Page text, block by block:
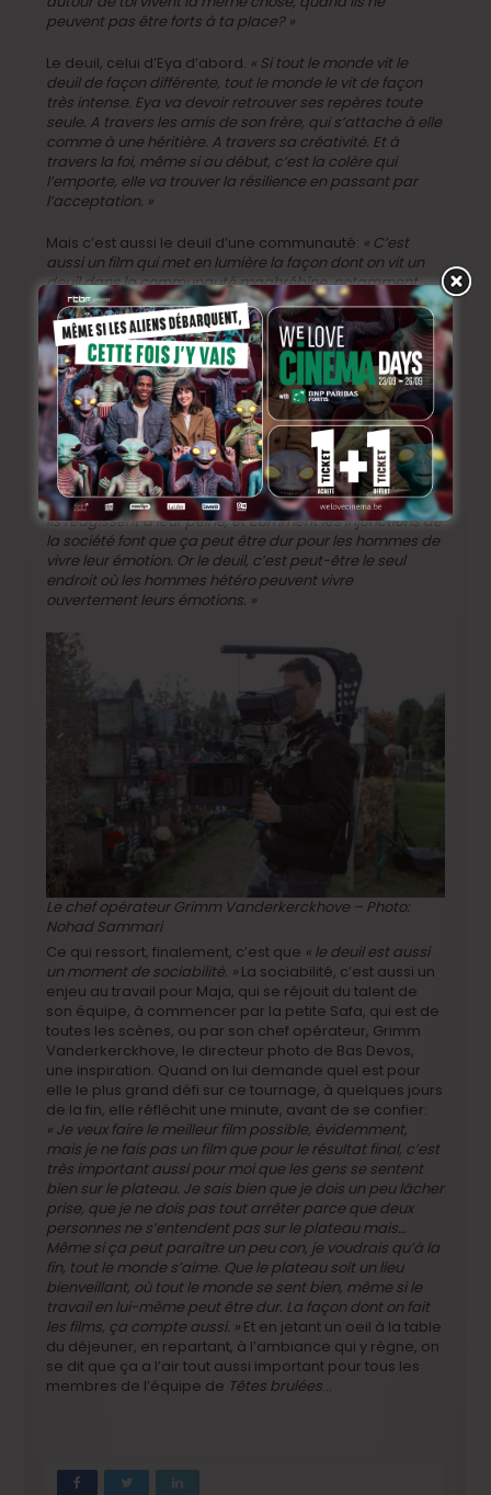
peuvent pas être forts à ta place? »
Le deuil, celui d’Eya d’abord. « Si tout le monde vit le
deuil de façon différente, tout le monde le vit de façon
très intense. Eya va devoir retrouver ses repères toute
seule. A travers les amis de son frère, qui s’attache à elle
comme à une héritière. A travers sa créativité. Et à
travers la foi, même si au début, c’est la colère qui
l’emporte, elle va trouver la résilience en passant par
l’acceptation. »
Mais c’est aussi le deuil d’une communauté: « C’est
aussi un film qui met en lumière la façon dont on vit un
deuil dans la communauté maghrébine, notamment
comment la maison est tout le temps ouverte, comment
chaque membre de la communauté fait tout pour
alléger le plus possible la douleur de la famille. J’ai
beaucoup dit que mon film parlait de deuil, mais en fait,
il parle surtout de résilience, comment on sort de
situations difficiles avec encore plus de force et
d’amour. »
Le deuil enfin est aussi un espace et un moment où la
masculinité peut s’affranchir de certains diktats:« Il y a
beaucoup d’hommes autour d’Eya, et on voit comment
ils réagissent à leur peine, et comment les injonctions de
la société font que ça peut être dur pour les hommes de
vivre leur émotion. Or le deuil, c’est peut-être le seul
endroit où les hommes hétéro peuvent vivre
ouvertement leurs émotions. »
Le chef opérateur Grimm Vanderkerckhove – Photo:
Nohad Sammari
Ce qui ressort, finalement, c’est que « le deuil est aussi
un moment de sociabilité. » La sociabilité, c’est aussi un
enjeu au travail pour Maja, qui se réjouit du talent de
son équipe, à commencer par la petite Safa, qui est de
toutes les scènes, ou par son chef opérateur, Grimm
Vanderkerckhove, le directeur photo de Bas Devos,
une inspiration. Quand on lui demande quel est pour
elle le plus grand défi sur ce tournage, à quelques jours
de la fin, elle réfléchit une minute, avant de se confier:
« Je veux faire le meilleur film possible, évidemment,
mais je ne fais pas un film que pour le résultat final, c’est
très important aussi pour moi que les gens se sentent
bien sur le plateau. Je sais bien que je dois un peu lâcher
prise, que je ne dois pas tout arrêter parce que deux
personnes ne s’entendent pas sur le plateau mais…
Même si ça peut paraître un peu con, je voudrais qu’à la
fin, tout le monde s’aime. Que le plateau soit un lieu
bienveillant, où tout le monde se sent bien, même si le
travail en lui-même peut être dur. La façon dont on fait
les films, ça compte aussi. » Et en jetant un oeil à la table
du déjeuner, en repartant, à l’ambiance qui y règne, on
se dit que ça a l’air tout aussi important pour tous les
membres de l’équipe de Têtes brulées…